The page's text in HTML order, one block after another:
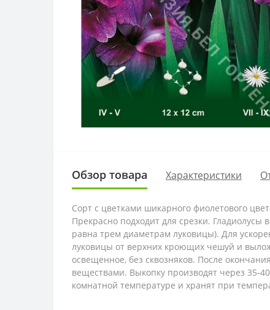
Обзор товара Характеристики
Сорт с цветками шикарного фиолетового
Прекрасно подходит для срезки.
равна трем диаметрам луковицы). Для
луковицы от верхних кроющих чешуй и
освещенное, без сквозняков. После
веществами. Выкопку производят через
комнатной температуре и хранят при